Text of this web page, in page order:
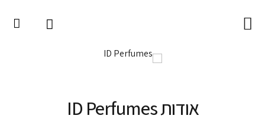
השבת את ההבזקים
add_circle_outline הגדלת גופן
עמוד הבית
המוצרים
אודות ID Perfumes